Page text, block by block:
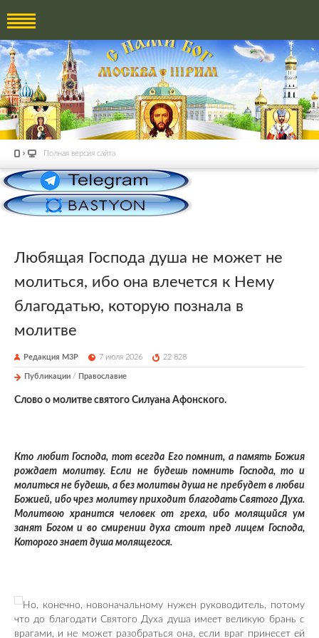
Полная версия сайта
Любящая Господа душа не может не
молиться, ибо она влечется к Нему
благодатью, которую познала в
молитве
Редакция М3Р 7 июля 2026 22 828
Публикации / Православие
Слово о молитве святого Силуана Афонского.
Кто любит Господа, тот всегда Его помнит, а память Божия
рождает молитву. Если не будешь помнить Господа, то и
молиться не будешь, а без молитвы душа не пребудет в любви
Божией, ибо чрез молитву приходит благодать Святого Духа.
Молитвою хранится человек от греха, ибо молящийся ум
занят Богом и во смирении духа стоит пред лицем Господа,
Которого знает душа молящегося.
Но, конечно, новоначальному нужен руководитель, потому
что до благодати Святого Духа душа имеет великую брань с
врагами, и не может разобраться она, если враг принесет ей